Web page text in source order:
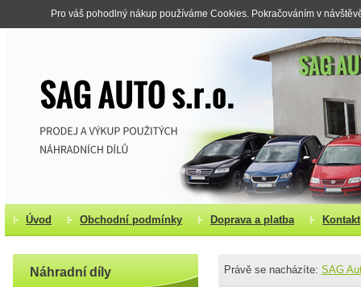
Pro váš pohodlný nákup používáme Cookies. Pokračováním v
Úvod Obchodní podmínky Doprava a platba Kontakt
Náhradní díly Právě se nacházíte: SAG